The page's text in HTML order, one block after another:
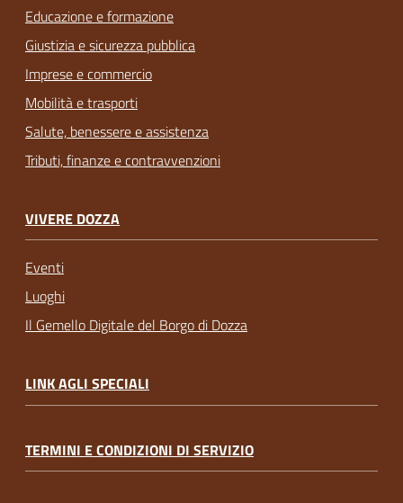
Educazione e formazione
Giustizia e sicurezza pubblica
Imprese e commercio
Mobilità e trasporti
Salute, benessere e assistenza
Tributi, finanze e contravvenzioni
VIVERE DOZZA
Eventi
Luoghi
Il Gemello Digitale del Borgo di Dozza
LINK AGLI SPECIALI
TERMINI E CONDIZIONI DI SERVIZIO